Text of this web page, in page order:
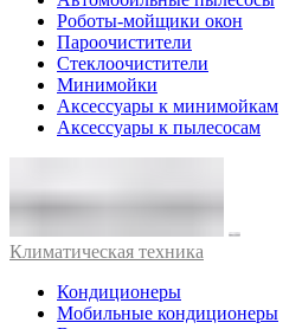
Роботы-мойщики окон
Пароочистители
Стеклоочистители
Минимойки
Аксессуары к минимойкам
Аксессуары к пылесосам
Климатическая техника
Кондиционеры
Мобильные кондиционеры